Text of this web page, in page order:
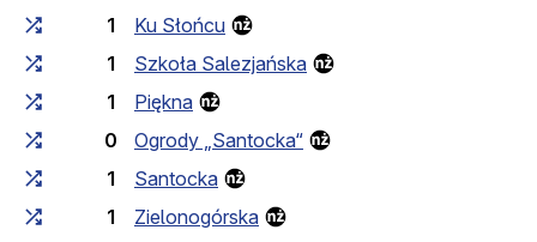
1
Ku Słońcu
1
Szkoła Salezjańska
1
Piękna
0
Ogrody „Santocka“
1
Santocka
1
Zielonogórska